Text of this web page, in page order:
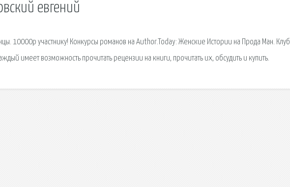
евгений
10000р участнику! Конкурсы романов на Author.Today: Женские Истории на Прода Ман. Клуб
имеет возможность прочитать рецензии на книги, прочитать их, обсудить и купить.